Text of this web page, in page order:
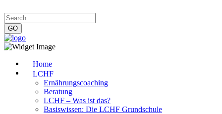
Home
LCHF
Ernährungscoaching
Beratung
LCHF – Was ist das?
Basiswissen: Die LCHF Grundschule